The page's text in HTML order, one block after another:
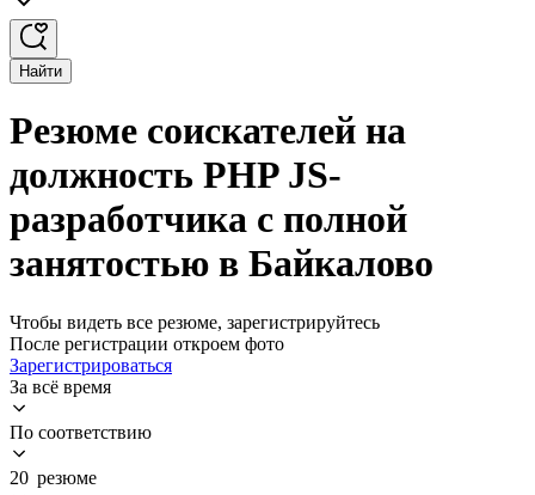
Найти
Резюме соискателей на
должность PHP JS-
разработчика с полной
занятостью в Байкалово
Чтобы видеть все резюме, зарегистрируйтесь
После регистрации откроем фото
Зарегистрироваться
За всё время
По соответствию
20 резюме